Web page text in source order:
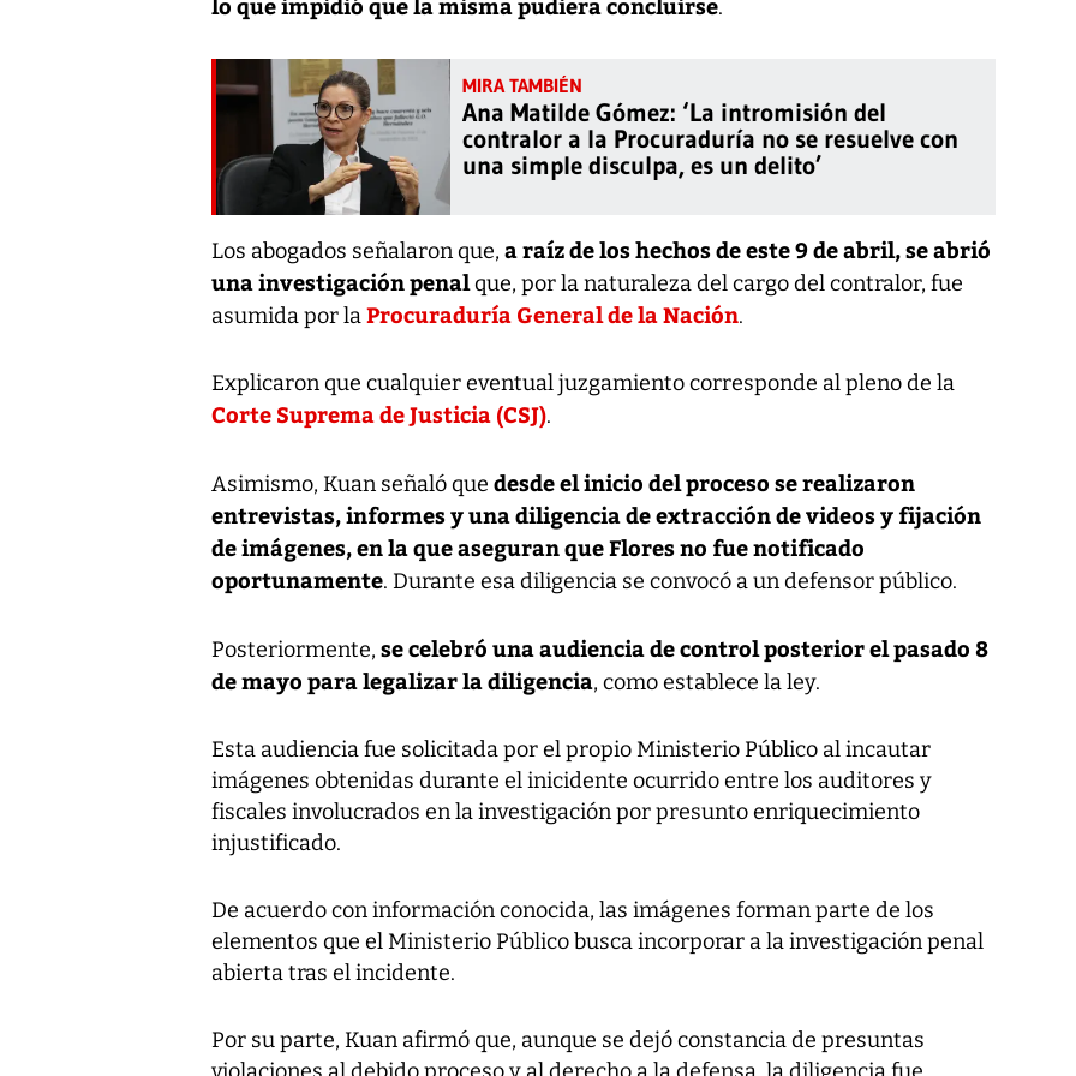
.
Ana Matilde Gómez: ‘La intromisión del
contralor a la Procuraduría no se resuelve con
una simple disculpa, es un delito’
Los abogados señalaron que, a raíz de los hechos de este 9 de abril, se abrió
una investigación penalque, por la naturaleza del cargo del contralor, fue
asumida por laProcuraduría General de la Nación.
Explicaron que cualquier eventual juzgamiento corresponde al pleno de la
Corte Suprema de Justicia (CSJ).
Asimismo, Kuan señaló que desde el inicio del proceso se realizaron
entrevistas, informes y una diligencia de extracción de videos y fijación
de imágenes, en la que aseguran que Flores no fue notificado
oportunamente. Durante esa diligencia se convocó a un defensor público.
Posteriormente, se celebró una audiencia de control posterior el pasado 8
de mayo para legalizar la diligencia, como establece la ley.
Esta audiencia fue solicitada por el propio Ministerio Público al incautar
imágenes obtenidas durante el inicidente ocurrido entre los auditores y
fiscales involucrados en la investigación por presunto enriquecimiento
injustificado.
De acuerdo con información conocida, las imágenes forman parte de los
elementos que el Ministerio Público busca incorporar a la investigación penal
abierta tras el incidente.
Por su parte, Kuan afirmó que, aunque se dejó constancia de presuntas